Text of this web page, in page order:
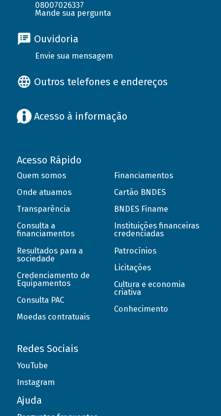
08007026337
Mande sua pergunta
Ouvidoria
Envie sua mensagem
Outros telefones e endereços
Acesso à informação
Acesso Rápido
Quem somos
Onde atuamos
Transparência
Consulta a
financiamentos
Resultados para a
sociedade
Credenciamento de
Equipamentos
Consulta PAC
Moedas contratuais
Financiamentos
Cartão BNDES
BNDES Finame
Instituições financeiras
credenciadas
Patrocínios
Licitações
Cultura e economia
criativa
Conhecimento
Redes Sociais
YouTube
Instagram
Ajuda